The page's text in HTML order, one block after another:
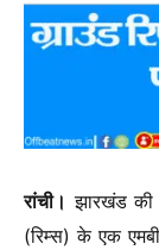
रांची। झारखंड की
(रिम्स) के एक